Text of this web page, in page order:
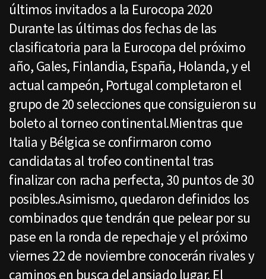
últimos invitados a la Eurocopa 2020
Durante las últimas dos fechas de las
clasificatoria para la Eurocopa del próximo
año, Gales, Finlandia, España, Holanda, y el
actual campeón, Portugal completaron el
grupo de 20 selecciones que consiguieron su
boleto al torneo continental.Mientras que
Italia y Bélgica se confirmaron como
candidatas al trofeo continental tras
finalizar con racha perfecta, 30 puntos de 30
posibles.Asimismo, quedaron definidos los
combinados que tendrán que pelear por su
pase en la ronda de repechaje y el próximo
viernes 22 de noviembre conocerán rivales y
caminos en busca del ansiado lugar. El